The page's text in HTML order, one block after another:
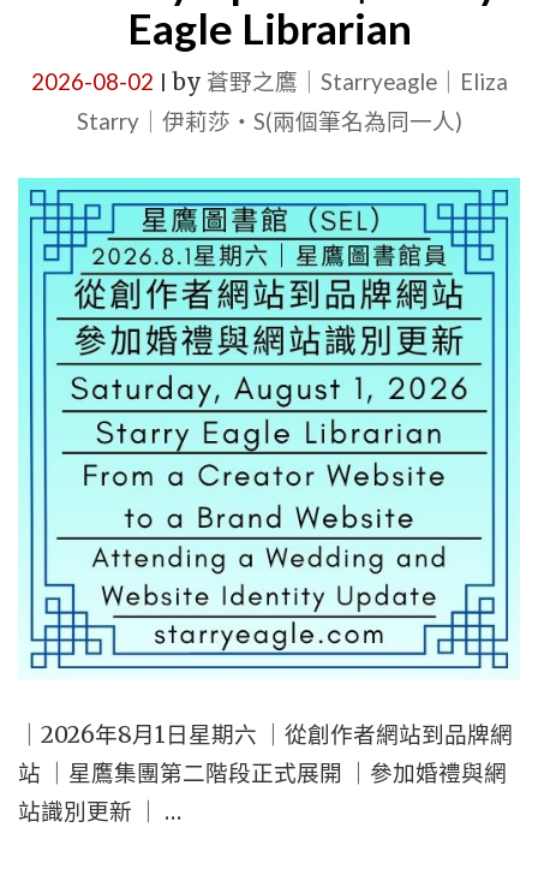
Eagle Librarian
2026-08-02 by 蒼野之鷹｜Starryeagle｜Eliza
Starry｜伊莉莎・S(兩個筆名為同一人)
｜2026年8月1日星期六 ｜從創作者網站到品牌網
站 ｜星鷹集團第二階段正式展開 ｜參加婚禮與網
站識別更新 ｜ …